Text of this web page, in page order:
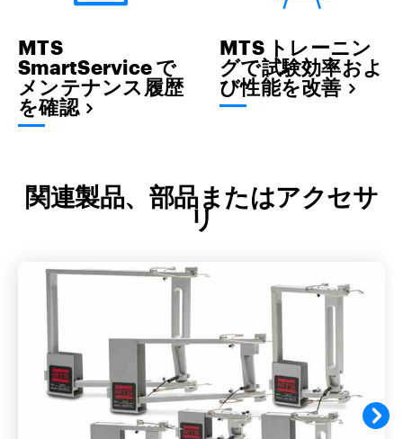
MTS
SmartService で
メンテナンス履歴
を確認
MTS トレーニン
グで試験効率およ
び性能を改善
関連製品、部品またはアクセサ
リ